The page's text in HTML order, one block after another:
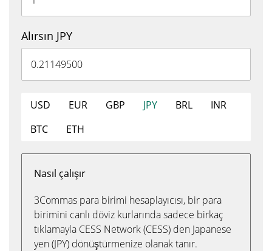
Alırsın JPY
USD EUR GBP JPY BRL
INR
BTC
ETH
Nasıl çalışır
3Commas para birimi hesaplayıcısı, bir para
birimini canlı döviz kurlarında sadece birkaç
tıklamayla CESS Network (CESS) den Japanese
yen (JPY) dönüştürmenize olanak tanır.